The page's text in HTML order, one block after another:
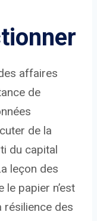
affaires
de
de la
du capital
leçon des
le papier n’est
résilience des